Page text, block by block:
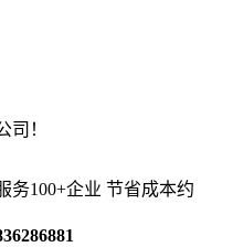
司！
务100+企业 节省成本约